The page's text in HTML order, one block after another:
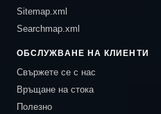
Sitemap.xml
Searchmap.xml
ОБСЛУЖВАНЕ НА КЛИЕНТИ
Свържете се с нас
Връщане на стока
Полезно